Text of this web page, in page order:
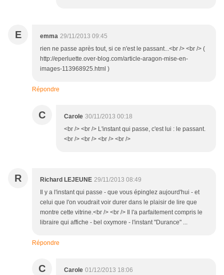
E emma 29/11/2013 09:45
rien ne passe après tout, si ce n'est le passant...<br /> <br /> (
http://eperluette.over-blog.com/article-aragon-mise-en-
images-113968925.html )
Répondre
C Carole 30/11/2013 00:18
<br /> <br /> L'instant qui passe, c'est lui : le passant.
<br /> <br /> <br /> <br />
R Richard LEJEUNE 29/11/2013 08:49
Il y a l'instant qui passe - que vous épinglez aujourd'hui - et
celui que l'on voudrait voir durer dans le plaisir de lire que
montre cette vitrine.<br /> <br /> Il l'a parfaitement compris le
libraire qui affiche - bel oxymore - l'instant "Durance" ...
Répondre
C Carole 01/12/2013 18:06